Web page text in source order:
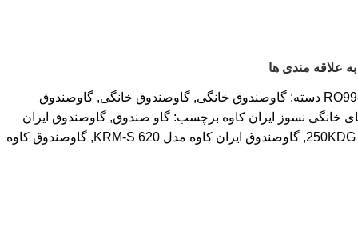
علاقه مندی ها
دسته: گاوصندوق خانگی, گاوصندوق خانگی, گاوصندوق
خانگی نسوز ایران کاوه برچسب: گاو صندوق, گاوصندوق ایران
, گاوصندوق ایران کاوه مدل 620 KRM-S , گاوصندوق کاوه